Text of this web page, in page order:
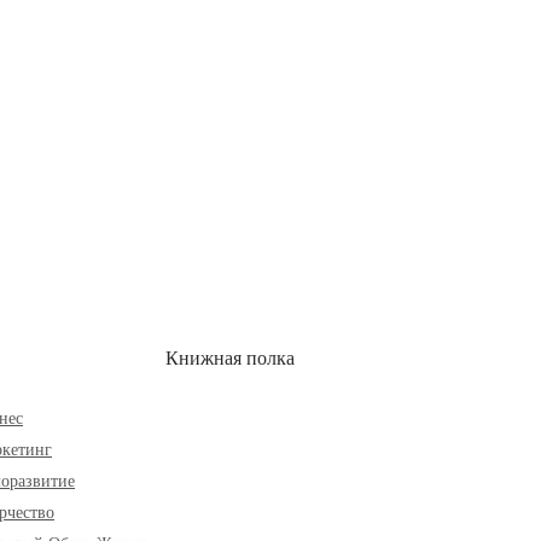
Книжная полка